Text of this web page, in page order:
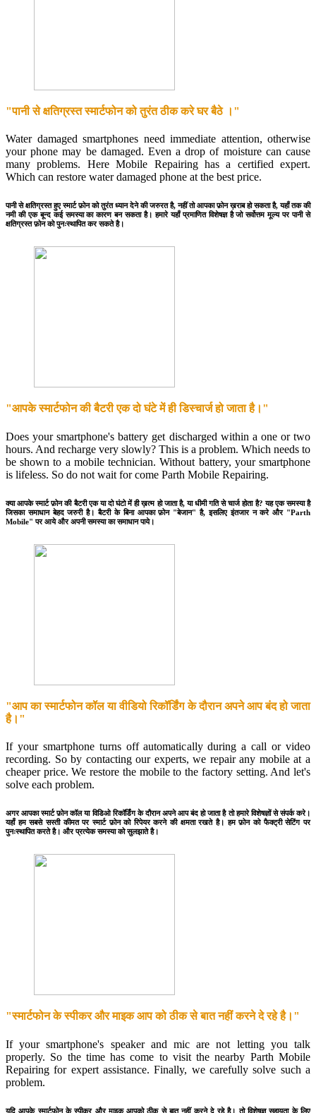
"पानी से क्षतिग्रस्त स्मार्टफोन को तुरंत ठीक करे घर बैठे ।"
Water damaged smartphones need immediate attention, otherwise
your phone may be damaged. Even a drop of moisture can cause
many problems. Here Mobile Repairing has a certified expert.
Which can restore water damaged phone at the best price.
पानी से क्षतिग्रस्त हुए स्मार्ट फ़ोन को तुरंत ध्यान देने की जरुरत है, नहीं तो आपका फ़ोन ख़राब हो सकता है, यहाँ तक की
नमी की एक बून्द कई समस्या का कारण बन सकता है। हमारे यहाँ प्रमाणित विशेषज्ञ है जो सर्वोत्तम मूल्य पर पानी से
क्षतिग्रस्त फ़ोन को पुनःस्थापित कर सकते है।
"आपके स्मार्टफोन की बैटरी एक दो घंटे में ही डिस्चार्ज हो जाता है।"
Does your smartphone's battery get discharged within a one or two
hours. And recharge very slowly? This is a problem. Which needs to
be shown to a mobile technician. Without battery, your smartphone
is lifeless. So do not wait for come Parth Mobile Repairing.
क्या आपके स्मार्ट फ़ोन की बैटरी एक या दो घंटो में ही ख़त्म हो जाता है, या धीमी गति से चार्ज होता है? यह एक समस्या है
जिसका समाधान बेहद जरुरी है। बैटरी के बिना आपका फ़ोन "बेजान" है, इसलिए इंतजार न करे और "Parth
Mobile" पर आये और अपनी समस्या का समाधान पाये।
"आप का स्मार्टफोन कॉल या वीडियो रिकॉर्डिंग के दौरान अपने आप बंद हो जाता
है।"
If your smartphone turns off automatically during a call or video
recording. So by contacting our experts, we repair any mobile at a
cheaper price. We restore the mobile to the factory setting. And let's
solve each problem.
अगर आपका स्मार्ट फ़ोन कॉल या विडिओ रिकॉर्डिंग के दौरान अपने आप बंद हो जाता है तो हमारे विशेषज्ञों से संपर्क करे।
यहाँ हम सबसे सस्ती कीमत पर स्मार्ट फ़ोन को रिपेयर करने की क्षमता रखते है। हम फ़ोन को फैक्ट्री सेटिंग पर
पुनःस्थापित करते है। और प्रत्येक समस्या को सुलझाते है।
"स्मार्टफोन के स्पीकर और माइक आप को ठीक से बात नहीं करने दे रहे है।"
If your smartphone's speaker and mic are not letting you talk
properly. So the time has come to visit the nearby Parth Mobile
Repairing for expert assistance. Finally, we carefully solve such a
problem.
यदि आपके स्मार्टफोन के स्पीकर और माइक आपको ठीक से बात नहीं करने दे रहे है। तो विशेषज्ञ सहायता के लिए